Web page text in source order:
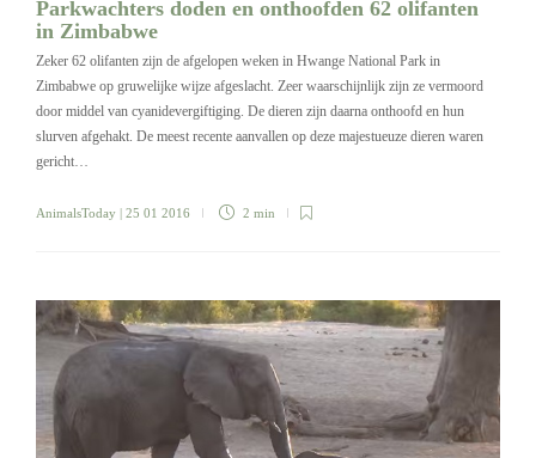
Parkwachters doden en onthoofden 62 olifanten
in Zimbabwe
Zeker 62 olifanten zijn de afgelopen weken in Hwange National Park in
Zimbabwe op gruwelijke wijze afgeslacht. Zeer waarschijnlijk zijn ze vermoord
door middel van cyanidevergiftiging. De dieren zijn daarna onthoofd en hun
slurven afgehakt. De meest recente aanvallen op deze majestueuze dieren waren
gericht…
AnimalsToday | 25 01 2016 2 min